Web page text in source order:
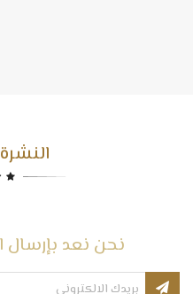
نحن نعد بإرسال